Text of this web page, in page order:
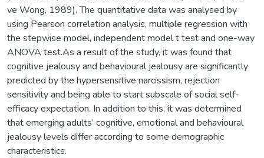
ve Wong, 1989). The quantitative data was analysed by
using Pearson correlation analysis, multiple regression with
the stepwise model, independent model t test and one-way
ANOVA test.As a result of the study, it was found that
cognitive jealousy and behavioural jealousy are significantly
predicted by the hypersensitive narcissism, rejection
sensitivity and being able to start subscale of social self-
efficacy expectation. In addition to this, it was determined
that emerging adults’ cognitive, emotional and behavioural
jealousy levels differ according to some demographic
characteristics.